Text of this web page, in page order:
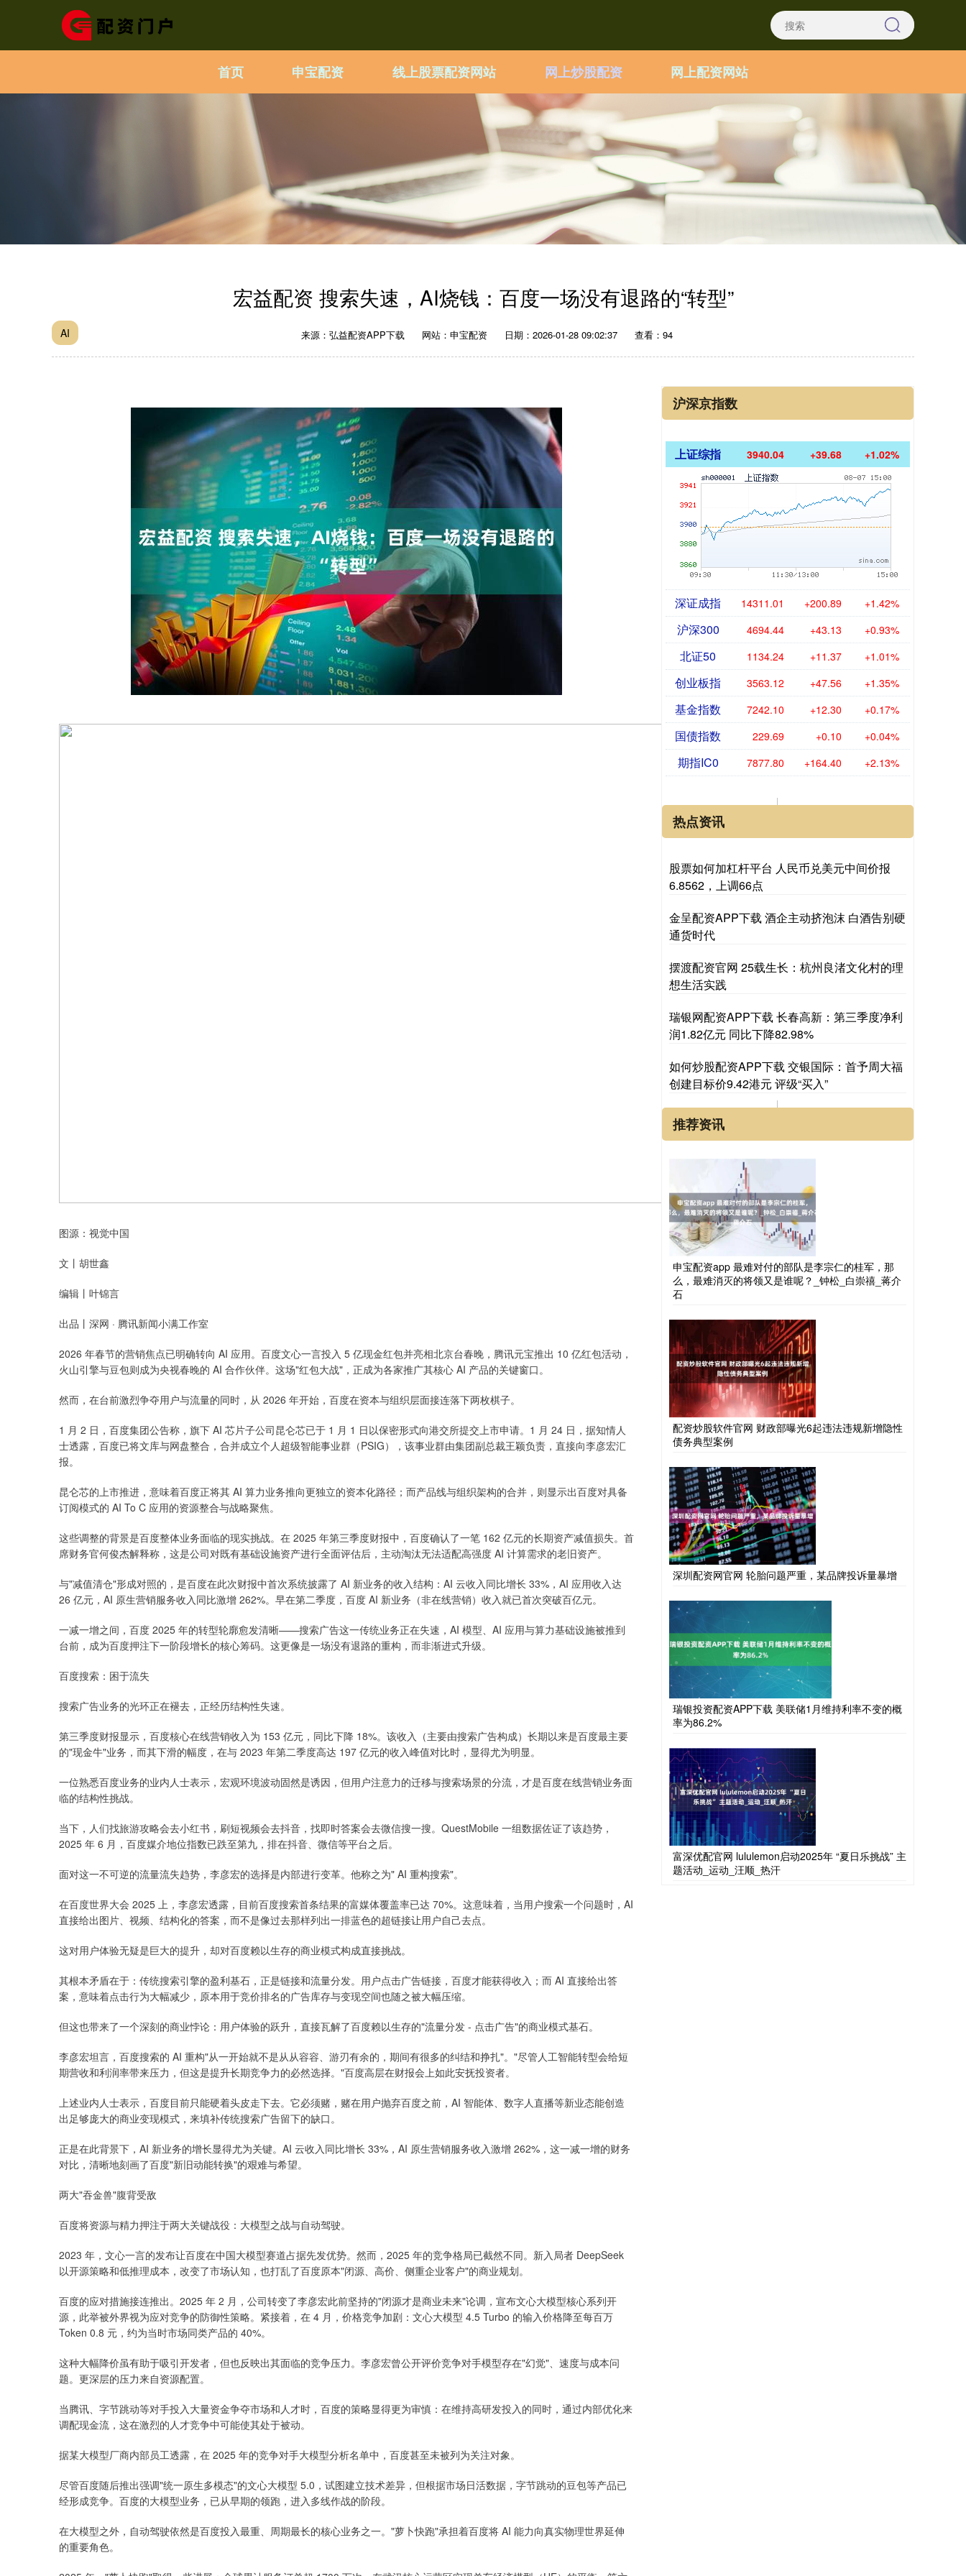
首页 申宝配资 线上股票配资网站 网上炒股配资 网上配资网站
宏益配资 搜索失速，AI烧钱：百度一场没有退路的“转型”
AI 来源：弘益配资APP下载 网站：申宝配资 日期：2026-01-28 09:02:37 查看：94
图源：视觉中国
文丨胡世鑫
编辑丨叶锦言
出品丨深网 · 腾讯新闻小满工作室
2026 年春节的营销焦点已明确转向 AI 应用。百度文心一言投入 5 亿现金红包并亮相北京台春晚，腾讯元宝推出 10 亿红包活动，
火山引擎与豆包则成为央视春晚的 AI 合作伙伴。这场"红包大战"，正成为各家推广其核心 AI 产品的关键窗口。
然而，在台前激烈争夺用户与流量的同时，从 2026 年开始，百度在资本与组织层面接连落下两枚棋子。
1 月 2 日，百度集团公告称，旗下 AI 芯片子公司昆仑芯已于 1 月 1 日以保密形式向港交所提交上市申请。1 月 24 日，据知情人
士透露，百度已将文库与网盘整合，合并成立个人超级智能事业群（PSIG），该事业群由集团副总裁王颖负责，直接向李彦宏汇
报。
昆仑芯的上市推进，意味着百度正将其 AI 算力业务推向更独立的资本化路径；而产品线与组织架构的合并，则显示出百度对具备
订阅模式的 AI To C 应用的资源整合与战略聚焦。
这些调整的背景是百度整体业务面临的现实挑战。在 2025 年第三季度财报中，百度确认了一笔 162 亿元的长期资产减值损失。首
席财务官何俊杰解释称，这是公司对既有基础设施资产进行全面评估后，主动淘汰无法适配高强度 AI 计算需求的老旧资产。
与"减值清仓"形成对照的，是百度在此次财报中首次系统披露了 AI 新业务的收入结构：AI 云收入同比增长 33%，AI 应用收入达
26 亿元，AI 原生营销服务收入同比激增 262%。早在第二季度，百度 AI 新业务（非在线营销）收入就已首次突破百亿元。
一减一增之间，百度 2025 年的转型轮廓愈发清晰——搜索广告这一传统业务正在失速，AI 模型、AI 应用与算力基础设施被推到
台前，成为百度押注下一阶段增长的核心筹码。这更像是一场没有退路的重构，而非渐进式升级。
百度搜索：困于流失
搜索广告业务的光环正在褪去，正经历结构性失速。
第三季度财报显示，百度核心在线营销收入为 153 亿元，同比下降 18%。该收入（主要由搜索广告构成）长期以来是百度最主要
的"现金牛"业务，而其下滑的幅度，在与 2023 年第二季度高达 197 亿元的收入峰值对比时，显得尤为明显。
一位熟悉百度业务的业内人士表示，宏观环境波动固然是诱因，但用户注意力的迁移与搜索场景的分流，才是百度在线营销业务面
临的结构性挑战。
当下，人们找旅游攻略会去小红书，刷短视频会去抖音，找即时答案会去微信搜一搜。QuestMobile 一组数据佐证了该趋势，
2025 年 6 月，百度媒介地位指数已跌至第九，排在抖音、微信等平台之后。
面对这一不可逆的流量流失趋势，李彦宏的选择是内部进行变革。他称之为" AI 重构搜索"。
在百度世界大会 2025 上，李彦宏透露，目前百度搜索首条结果的富媒体覆盖率已达 70%。这意味着，当用户搜索一个问题时，AI
直接给出图片、视频、结构化的答案，而不是像过去那样列出一排蓝色的超链接让用户自己去点。
这对用户体验无疑是巨大的提升，却对百度赖以生存的商业模式构成直接挑战。
其根本矛盾在于：传统搜索引擎的盈利基石，正是链接和流量分发。用户点击广告链接，百度才能获得收入；而 AI 直接给出答
案，意味着点击行为大幅减少，原本用于竞价排名的广告库存与变现空间也随之被大幅压缩。
但这也带来了一个深刻的商业悖论：用户体验的跃升，直接瓦解了百度赖以生存的"流量分发 - 点击广告"的商业模式基石。
李彦宏坦言，百度搜索的 AI 重构"从一开始就不是从从容容、游刃有余的，期间有很多的纠结和挣扎"。"尽管人工智能转型会给短
期营收和利润率带来压力，但这是提升长期竞争力的必然选择。"百度高层在财报会上如此安抚投资者。
上述业内人士表示，百度目前只能硬着头皮走下去。它必须赌，赌在用户抛弃百度之前，AI 智能体、数字人直播等新业态能创造
出足够庞大的商业变现模式，来填补传统搜索广告留下的缺口。
正是在此背景下，AI 新业务的增长显得尤为关键。AI 云收入同比增长 33%，AI 原生营销服务收入激增 262%，这一减一增的财务
对比，清晰地刻画了百度"新旧动能转换"的艰难与希望。
两大"吞金兽"腹背受敌
百度将资源与精力押注于两大关键战役：大模型之战与自动驾驶。
2023 年，文心一言的发布让百度在中国大模型赛道占据先发优势。然而，2025 年的竞争格局已截然不同。新入局者 DeepSeek
以开源策略和低推理成本，改变了市场认知，也打乱了百度原本"闭源、高价、侧重企业客户"的商业规划。
百度的应对措施接连推出。2025 年 2 月，公司转变了李彦宏此前坚持的"闭源才是商业未来"论调，宣布文心大模型核心系列开
源，此举被外界视为应对竞争的防御性策略。紧接着，在 4 月，价格竞争加剧：文心大模型 4.5 Turbo 的输入价格降至每百万
Token 0.8 元，约为当时市场同类产品的 40%。
这种大幅降价虽有助于吸引开发者，但也反映出其面临的竞争压力。李彦宏曾公开评价竞争对手模型存在"幻觉"、速度与成本问
题。更深层的压力来自资源配置。
当腾讯、字节跳动等对手投入大量资金争夺市场和人才时，百度的策略显得更为审慎：在维持高研发投入的同时，通过内部优化来
调配现金流，这在激烈的人才竞争中可能使其处于被动。
据某大模型厂商内部员工透露，在 2025 年的竞争对手大模型分析名单中，百度甚至未被列为关注对象。
尽管百度随后推出强调"统一原生多模态"的文心大模型 5.0，试图建立技术差异，但根据市场日活数据，字节跳动的豆包等产品已
经形成竞争。百度的大模型业务，已从早期的领跑，进入多线作战的阶段。
在大模型之外，自动驾驶依然是百度投入最重、周期最长的核心业务之一。"萝卜快跑"承担着百度将 AI 能力向真实物理世界延伸
的重要角色。
沪深京指数
上证综指 3940.04 +39.68 +1.02%
深证成指 14311.01 +200.89 +1.42%
沪深300 4694.44 +43.13 +0.93%
北证50 1134.24 +11.37 +1.01%
创业板指 3563.12 +47.56 +1.35%
基金指数 7242.10 +12.30 +0.17%
国债指数 229.69 +0.10 +0.04%
期指IC0 7877.80 +164.40 +2.13%
热点资讯
股票如何加杠杆平台 人民币兑美元中间价报
6.8562，上调66点
金呈配资APP下载 酒企主动挤泡沫 白酒告别硬
通货时代
摆渡配资官网 25载生长：杭州良渚文化村的理
想生活实践
瑞银网配资APP下载 长春高新：第三季度净利
润1.82亿元 同比下降82.98%
如何炒股配资APP下载 交银国际：首予周大福
创建目标价9.42港元 评级“买入”
推荐资讯
申宝配资app 最难对付的部队是李宗仁的桂军，那
么，最难消灭的将领又是谁呢？_钟松_白崇禧_蒋介
石
配资炒股软件官网 财政部曝光6起违法违规新增隐性
债务典型案例
深圳配资网官网 轮胎问题严重，某品牌投诉量暴增
瑞银投资配资APP下载 美联储1月维持利率不变的概
率为86.2%
富深优配官网 lululemon启动2025年 “夏日乐挑战” 主
题活动_运动_汪顺_热汗